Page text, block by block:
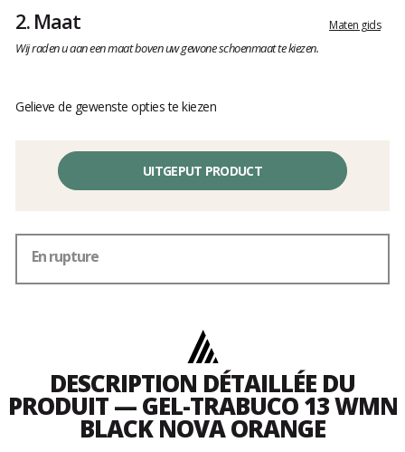
2.Maat Maten gids
Wij raden u aan een maat boven uw gewone schoenmaat te kiezen.
Gelieve de gewenste opties te kiezen
UITGEPUT PRODUCT
En rupture
DESCRIPTION DÉTAILLÉE DU
PRODUIT — GEL-TRABUCO 13 WMN
BLACK NOVA ORANGE